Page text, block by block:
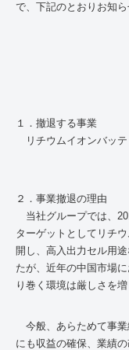
で、下記のとおりお知ら
１．撤退する事業
リチウムイオンバッテ
２．事業撤退の理由
当社グループでは、
ターゲットとしてリチ
開し、高入出力セル用
たが、近年の中国市場
り巻く環境は厳しさを増
今般、あらためて事業
にも収益の確保、業績